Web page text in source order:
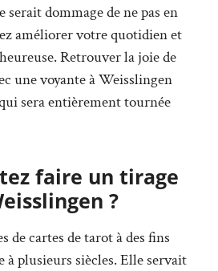
dommage de ne pas en
améliorer votre quotidien et
Retrouver la joie de
une voyante à Weisslingen
sera entièrement tournée
faire un tirage
?
de cartes de tarot à des fins
plusieurs siècles. Elle servait